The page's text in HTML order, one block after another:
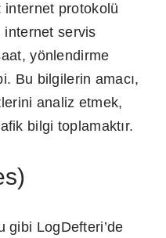
internet protokolü
internet servis
yönlendirme
Bu bilgilerin amacı,
analiz etmek,
bilgi toplamaktır.
gibi LogDefteri’de